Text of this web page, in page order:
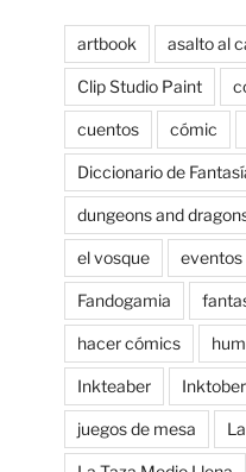
artbook asalto al
Clip Studio Paint
cuentos cómic
Diccionario de
dungeons and
el vosque eventos
Fandogamia
hacer cómics
Inkteaber Inktober
juegos de mesa